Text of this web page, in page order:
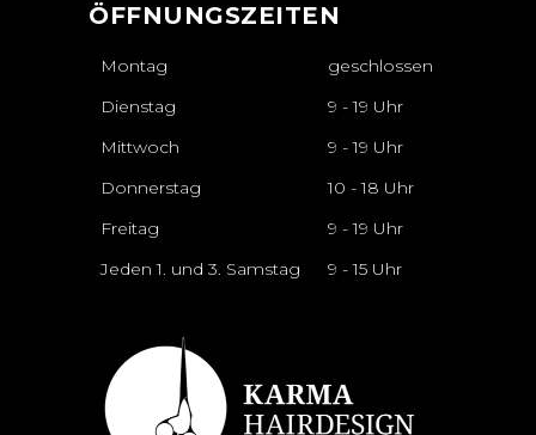
ÖFFNUNGSZEITEN
Montag
geschlossen
Dienstag
9 - 19 Uhr
Mittwoch
9 - 19 Uhr
Donnerstag
10 - 18 Uhr
Freitag
9 - 19 Uhr
Jeden 1. und 3. Samstag
9 - 15 Uhr